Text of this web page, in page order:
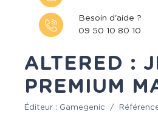
Besoin d'aide ?
09 50 10 80 10
ALTERED :
PREMIUM
Éditeur : Gamegenic /